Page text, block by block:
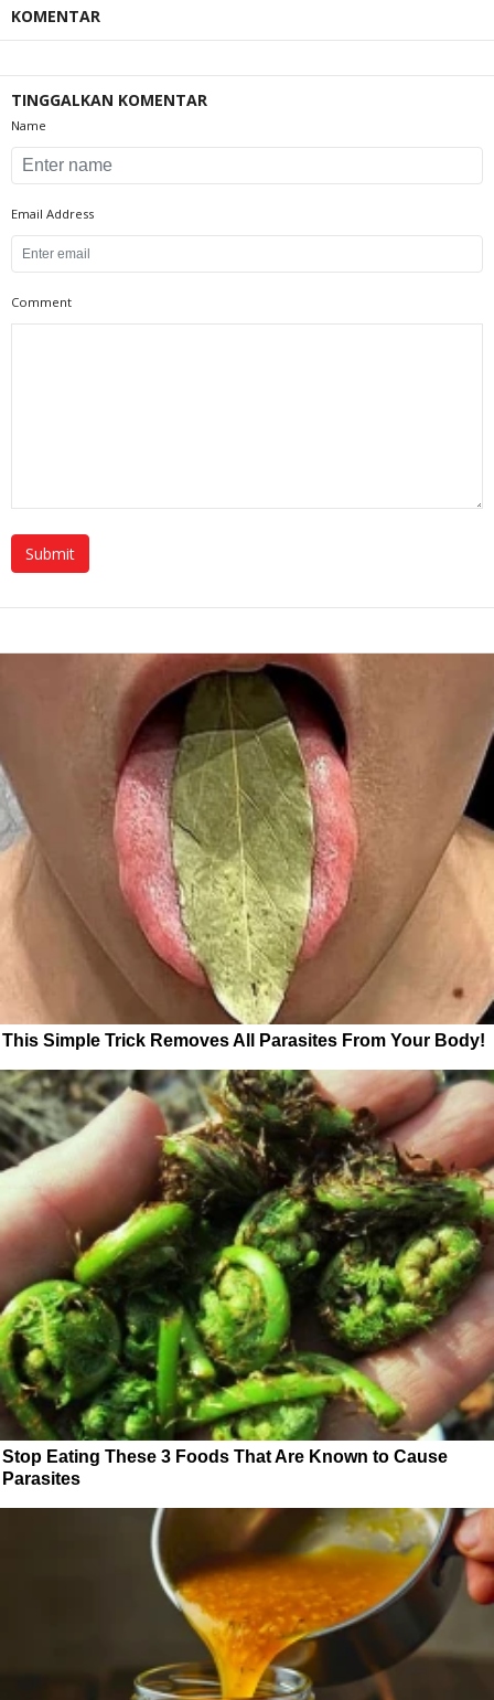
KOMENTAR
TINGGALKAN KOMENTAR
Name
Email Address
Comment
This Simple Trick Removes All Parasites From Your Body!
Stop Eating These 3 Foods That Are Known to Cause
Parasites